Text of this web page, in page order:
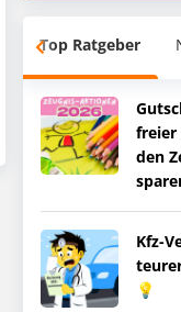
Top Ratgeber
freier
den
Kfz-
💡